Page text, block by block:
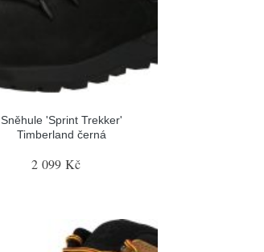
Sněhule 'Sprint Trekker'
Timberland černá
2 099 Kč